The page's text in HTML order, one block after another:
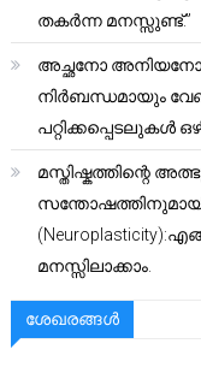
തകർന്ന മനസ്സുണ്ട്.”
അച്ഛനോ അനിയനോ
നിർബന്ധമായും
പറ്റിക്കപ്പെടലുകൾ
മസ്തിഷ്കത്തിന്റെ
മനസ്സിലാക്കാം.
ശേഖരങ്ങൾ